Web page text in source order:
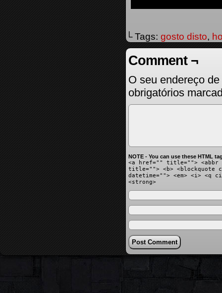
└ Tags: gosto disto,
Comment ¬
O seu endereço
obrigatórios
NOTE - You can use these HTML
<a href="" title=""> <abbr
title=""> <b> <blockquote
datetime=""> <em> <i> <q
<strong>